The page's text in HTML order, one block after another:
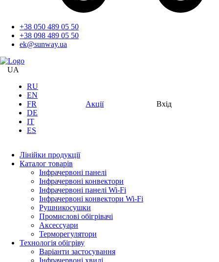
+38 050 489 05 50
+38 098 489 05 50
ek@sunway.ua
UA
RU
EN
FR
DE
IT
ES
Акції Вхід
Лінійки продукції
Каталог товарів
Інфрачервоні панелі
Інфрачервоні конвектори
Інфрачервоні панелі Wi-Fi
Інфрачервоні конвектори Wi-Fi
Рушникосушки
Промислові обігрівачі
Аксессуари
Терморегулятори
Технологія обігріву
Варіанти застосування
Інфрачервоні хвилі